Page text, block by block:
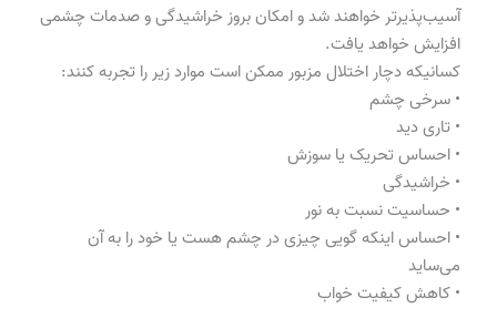
آسیب‌پذیرتر خواهند شد و امکان بروز خراشیدگی و صدمات چشمی
افزایش خواهد یافت.
کسانیکه دچار اختلال مزبور ممکن است موارد زیر را تجربه کنند:
• سرخی چشم
• تاری دید
• احساس تحریک یا سوزش
• خراشیدگی
• حساسیت نسبت به نور
• احساس اینکه گویی چیزی در چشم هست یا خود را به آن
می‌ساید
• کاهش کیفیت خواب